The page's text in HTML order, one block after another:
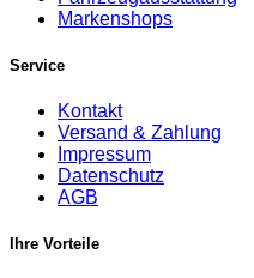
Markenshops
Service
Kontakt
Versand & Zahlung
Impressum
Datenschutz
AGB
Ihre Vorteile